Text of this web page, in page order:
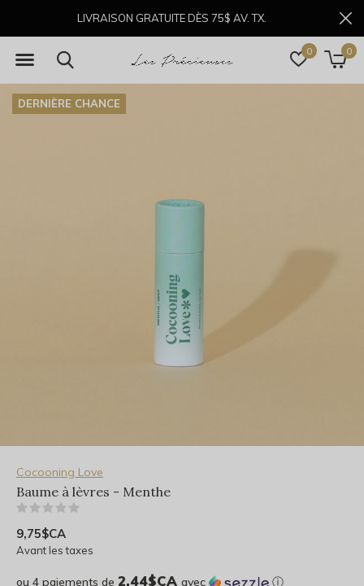
0 0
LIVRAISON GRATUITE DÈS 75$ AV. TX.
DERNIÈRE CHANCE
Cocooning Love
Baume à lèvres - Menthe
9,75$CA
Avant les taxes
ou 4 paiements de 2,44$CA avec
ⓘ